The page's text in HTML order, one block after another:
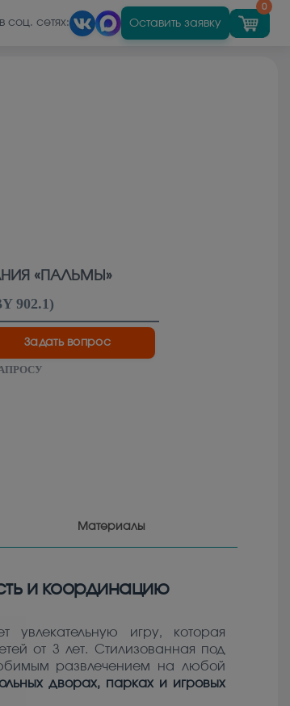
соц. сетях: Оставить заявку
0
«ПАЛЬМЫ»
902.1)
Задать вопрос
Материалы
и координацию
увлекательную игру, которая
от 3 лет. Стилизованная под
развлечением на любой
дворах, парках и игровых